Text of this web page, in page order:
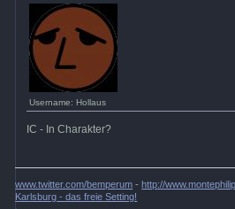
Username: Hollaus
IC - In Charakter?
www.twitter.com/bemperum -http://
Karlsburg - das freie Setting!